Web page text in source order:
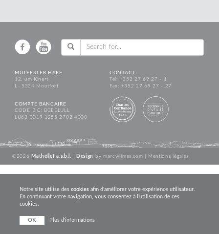
MUTFERTER HAFF
12, um Kinert
L - 5334 Moutfort
CONTACT
Tél: +352 27 69 27 - 1
Fax: +352 27 69 27 - 27
COMPTE BANCAIRE
CODE BIC: BCEELULL
LU63 0019 1255 2702 4000
©2026 Mathëllef a.s.b.l. Design by marcwilmes.com Mentions légales
Notre site utilise des cookies afin d'améliorer votre expérience utilisateur.
En continuant votre navigation, vous consentez à l'utilisation de ces
cookies.
OK Plus d'informations